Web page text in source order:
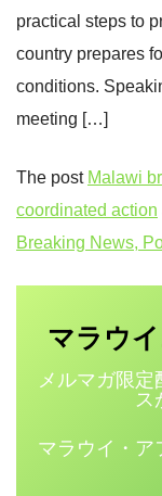
practical steps to
country prepares
conditions.
meeting […]
The post Malawi
coordinated action
Breaking News,
マラウ
メルマガ限定
ス
マラウイ・ア